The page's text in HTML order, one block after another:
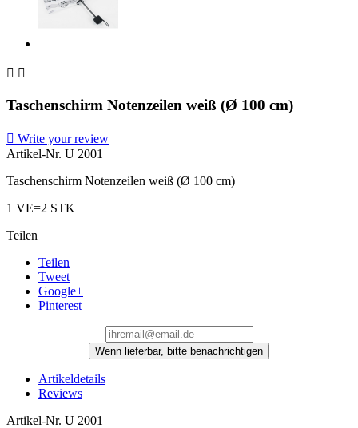
 
Taschenschirm Notenzeilen weiß (Ø 100 cm)
 Write your review
Artikel-Nr. U 2001
Taschenschirm Notenzeilen weiß (Ø 100 cm)
1 VE=2 STK
Teilen
Teilen
Tweet
Google+
Pinterest
Wenn lieferbar, bitte benachrichtigen
Artikeldetails
Reviews
Artikel-Nr. U 2001